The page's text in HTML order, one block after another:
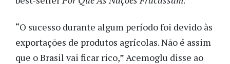
“O sucesso durante algum período foi devido às
exportações de produtos agrícolas. Não é assim
que o Brasil vai ficar rico,” Acemoglu disse ao